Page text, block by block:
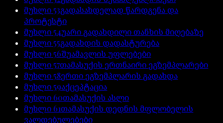
მუხლი 53გადასახდელად წარდგენა და
პროტესტი
მუხლი 54უარი გადახდილი თანხის მიღებაზე
მუხლი 55გადახდის დადასტურება
მუხლი 56შუამავლის უფლებები
მუხლი 57თამასუქის ერთნაირი ეგზემპლარები
მუხლი 58ერთი ეგზემპლარის გადახდა
მუხლი 59აქცეპტაცია
მუხლი 60თამასუქის ასლი
მუხლი 61თამასუქის დედნის მფლობელის
ვალდებულებები